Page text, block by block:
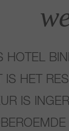
HOTEL
IS HET
IS